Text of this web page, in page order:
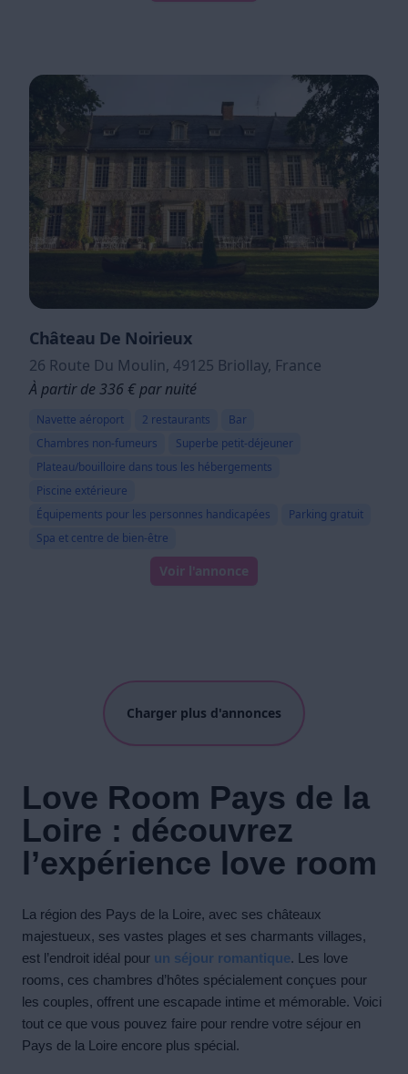
Château De Noirieux
26 Route Du Moulin, 49125 Briollay, France
À partir de 336 € par nuité
Navette aéroport 2 restaurants
Bar
Chambres non-fumeurs
Superbe petit-déjeuner
Plateau/bouilloire dans tous les hébergements
Piscine extérieure
Équipements pour les personnes handicapées
Parking gratuit
Spa et centre de bien-être
Voir l'annonce
Charger plus d'annonces
Love Room Pays de la
Loire : découvrez
l’expérience love room
La région des Pays de la Loire, avec ses châteaux
majestueux, ses vastes plages et ses charmants villages,
est l’endroit idéal pour un séjour romantique. Les love
rooms, ces chambres d’hôtes spécialement conçues pour
les couples, offrent une escapade intime et mémorable. Voici
tout ce que vous pouvez faire pour rendre votre séjour en
Pays de la Loire encore plus spécial.